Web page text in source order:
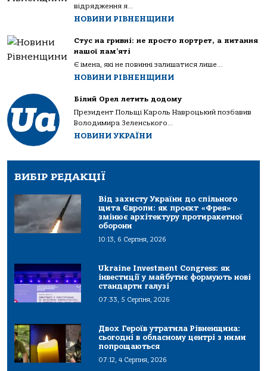
відрядження я...
НОВИНИ РІВНЕНЩИНИ
Стус на гривні: не просто портрет, а питання
нашої пам’яті
Є імена, які не повинні залишатися лише...
НОВИНИ РІВНЕНЩИНИ
Білий Орел летить додому
Президент Польщі Кароль Навроцький позбавив
Володимира Зеленського...
НОВИНИ УКРАЇНИ
ВИБІР РЕДАКЦІЇ
Від захисту України до спільного
щита Європи: як проєкт «Фрея»
змінює архітектуру протиракетної
оборони
10:13, 6 Серпня, 2026
Ukraine Investment Congress: як
інвестиції у майбутнє формують нові
стандарти галузі
07:33, 5 Серпня, 2026
Двох Героїв утратила Рівненщина:
сьогодні в обласному центрі з ними
попрощаються
07:12, 4 Серпня, 2026